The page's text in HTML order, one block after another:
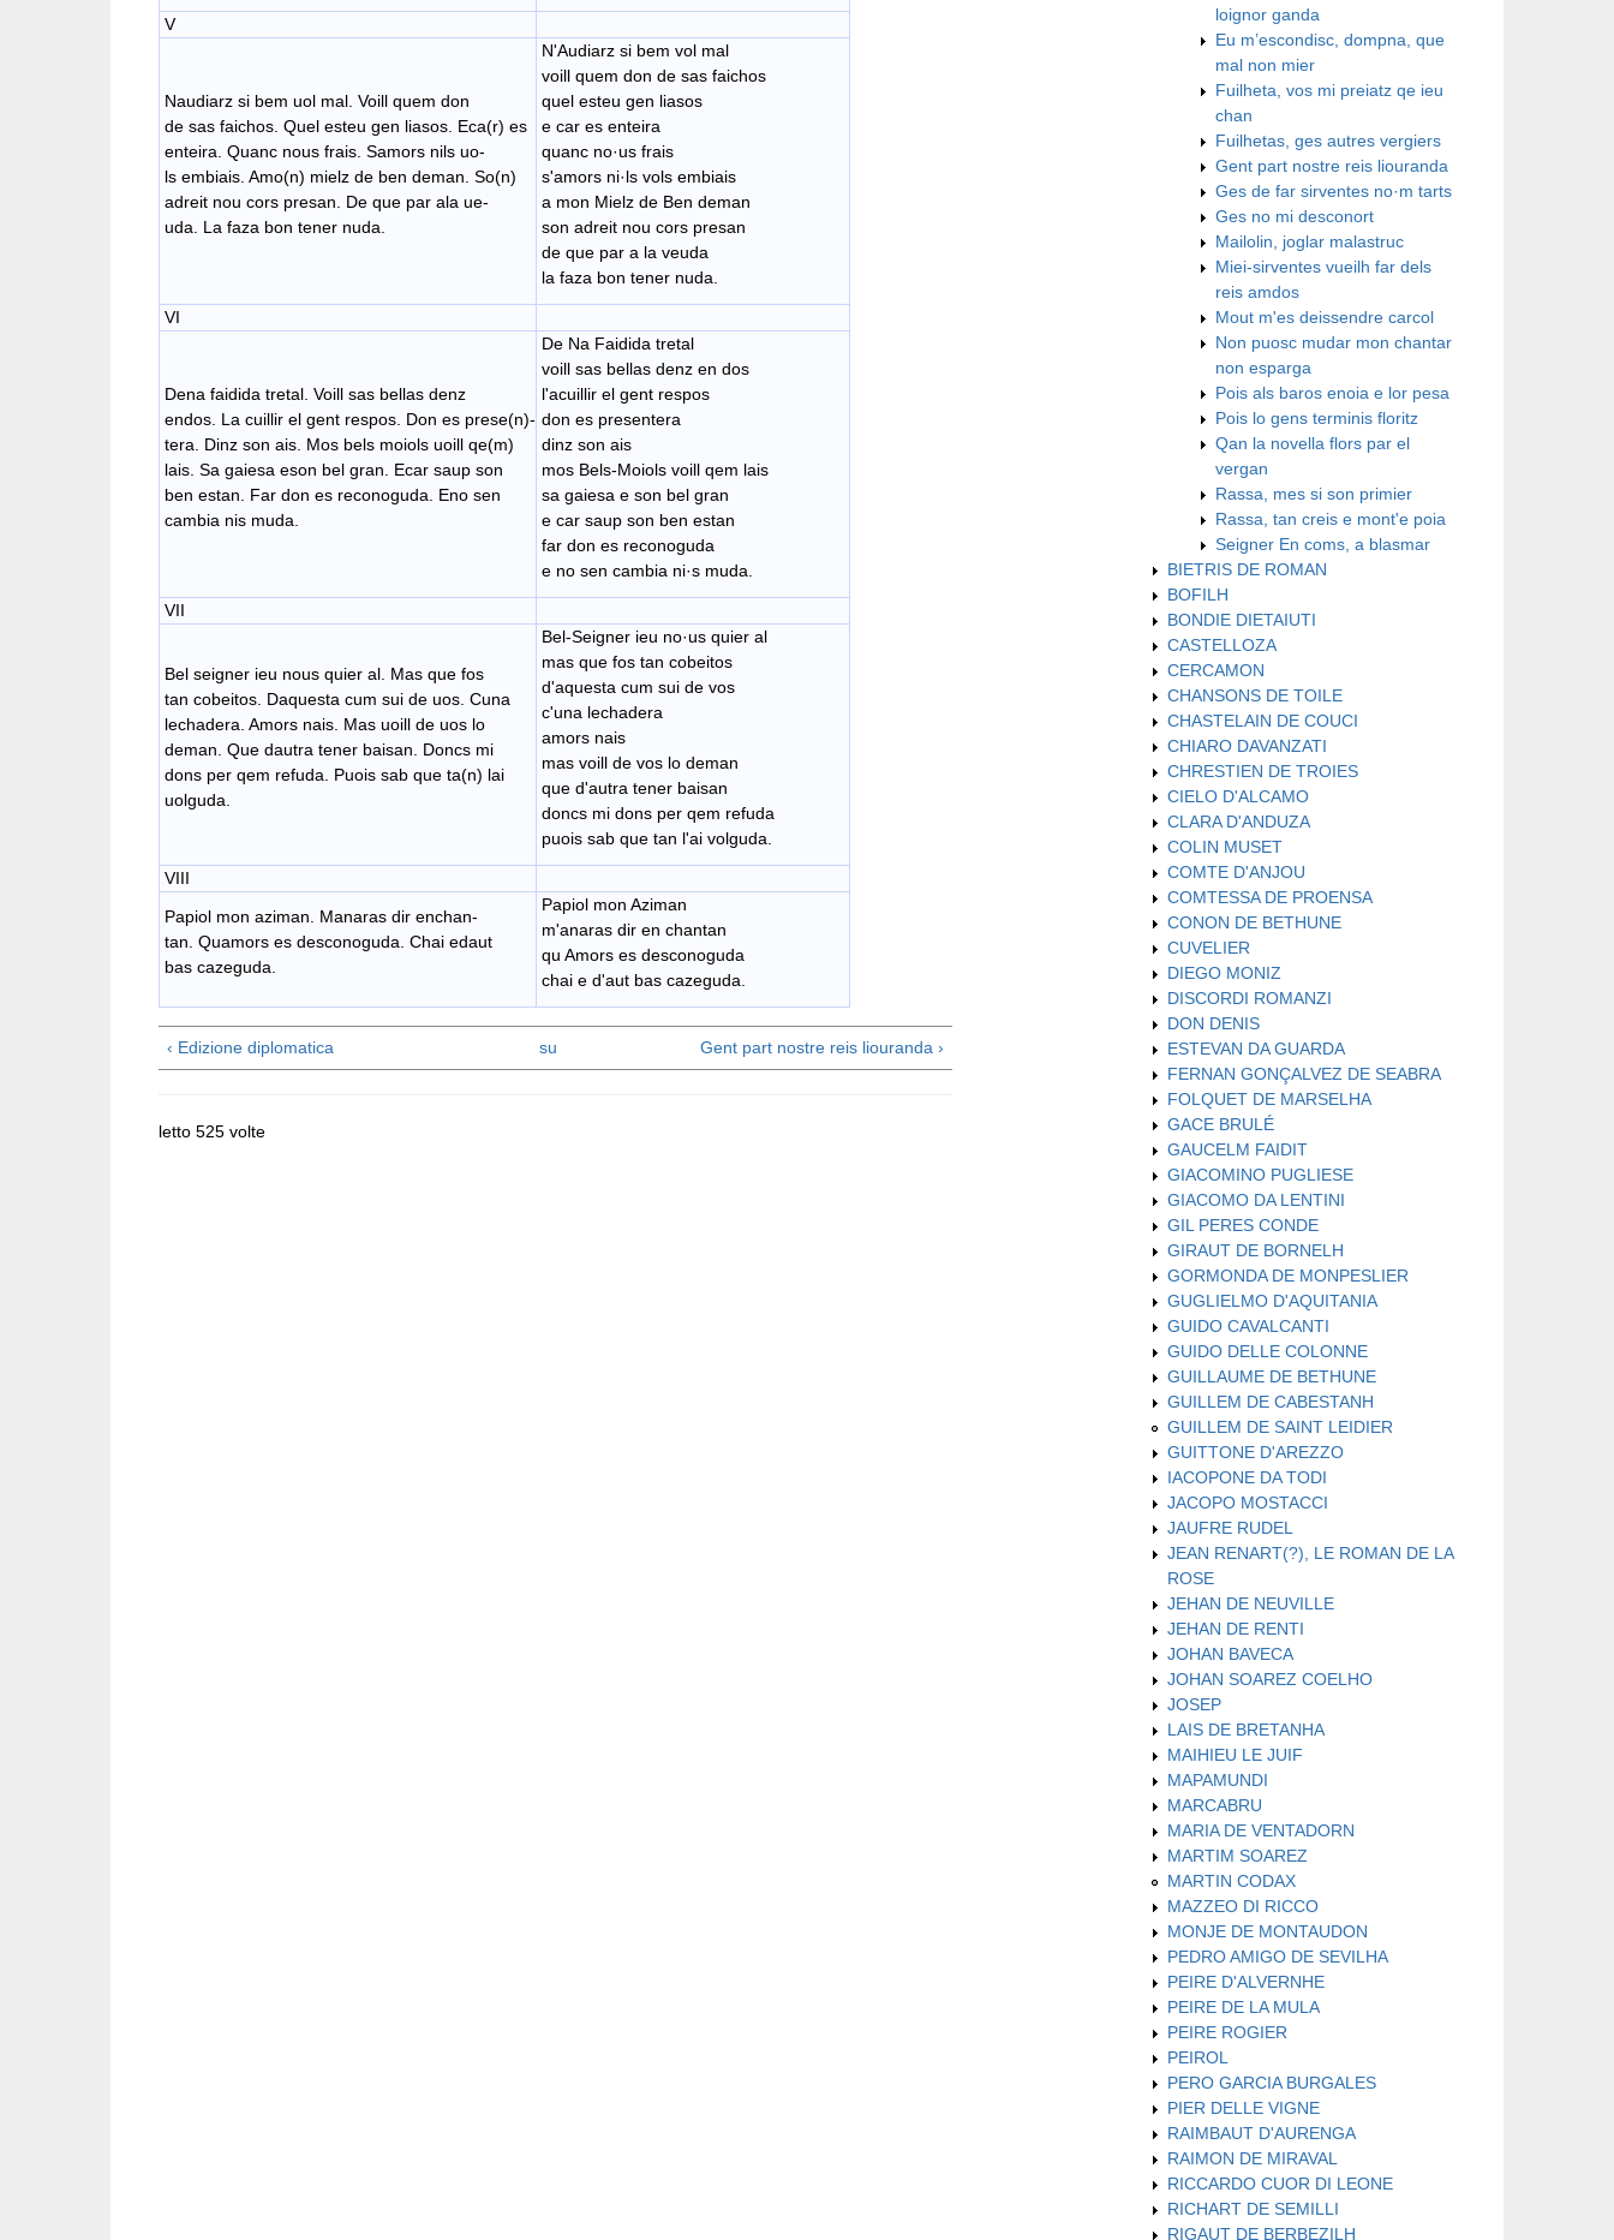
V
Naudiarz si bem uol mal. Voill quem don
de sas faichos. Quel esteu gen liasos. Eca(r) es
enteira. Quanc nous frais. Samors nils uo-
ls embiais. Amo(n) mielz de ben deman. So(n)
adreit nou cors presan. De que par ala ue-
uda. La faza bon tener nuda.
N'Audiarz si bem vol mal
voill quem don de sas faichos
quel esteu gen liasos
e car es enteira
quanc no·us frais
s'amors ni·ls vols embiais
a mon Mielz de Ben deman
son adreit nou cors presan
de que par a la veuda
la faza bon tener nuda.
VI
Dena faidida tretal. Voill sas bellas denz
endos. La cuillir el gent respos. Don es prese(n)-
tera. Dinz son ais. Mos bels moiols uoill qe(m)
lais. Sa gaiesa eson bel gran. Ecar saup son
ben estan. Far don es reconoguda. Eno sen
cambia nis muda.
De Na Faidida tretal
voill sas bellas denz en dos
l'acuillir el gent respos
don es presentera
dinz son ais
mos Bels-Moiols voill qem lais
sa gaiesa e son bel gran
e car saup son ben estan
far don es reconoguda
e no sen cambia ni·s muda.
VII
Bel seigner ieu nous quier al. Mas que fos
tan cobeitos. Daquesta cum sui de uos. Cuna
lechadera. Amors nais. Mas uoill de uos lo
deman. Que dautra tener baisan. Doncs mi
dons per qem refuda. Puois sab que ta(n) lai
uolguda.
Bel-Seigner ieu no·us quier al
mas que fos tan cobeitos
d'aquesta cum sui de vos
c'una lechadera
amors nais
mas voill de vos lo deman
que d'autra tener baisan
doncs mi dons per qem refuda
puois sab que tan l'ai volguda.
VIII
Papiol mon aziman. Manaras dir enchan-
tan. Quamors es desconoguda. Chai edaut
bas cazeguda.
Papiol mon Aziman
m'anaras dir en chantan
qu Amors es desconoguda
chai e d'aut bas cazeguda.
‹ Edizione diplomatica su Gent part nostre reis liouranda ›
letto 525 volte
loignor ganda
Eu m’escondisc, dompna, que
mal non mier
Fuilheta, vos mi preiatz qe ieu
chan
Fuilhetas, ges autres vergiers
Gent part nostre reis liouranda
Ges de far sirventes no·m tarts
Ges no mi desconort
Mailolin, joglar malastruc
Miei-sirventes vueilh far dels
reis amdos
Mout m'es deissendre carcol
Non puosc mudar mon chantar
non esparga
Pois als baros enoia e lor pesa
Pois lo gens terminis floritz
Qan la novella flors par el
vergan
Rassa, mes si son primier
Rassa, tan creis e mont'e poia
Seigner En coms, a blasmar
BIETRIS DE ROMAN
BOFILH
BONDIE DIETAIUTI
CASTELLOZA
CERCAMON
CHANSONS DE TOILE
CHASTELAIN DE COUCI
CHIARO DAVANZATI
CHRESTIEN DE TROIES
CIELO D'ALCAMO
CLARA D'ANDUZA
COLIN MUSET
COMTE D'ANJOU
COMTESSA DE PROENSA
CONON DE BETHUNE
CUVELIER
DIEGO MONIZ
DISCORDI ROMANZI
DON DENIS
ESTEVAN DA GUARDA
FERNAN GONÇALVEZ DE SEABRA
FOLQUET DE MARSELHA
GACE BRULÉ
GAUCELM FAIDIT
GIACOMINO PUGLIESE
GIACOMO DA LENTINI
GIL PERES CONDE
GIRAUT DE BORNELH
GORMONDA DE MONPESLIER
GUGLIELMO D'AQUITANIA
GUIDO CAVALCANTI
GUIDO DELLE COLONNE
GUILLAUME DE BETHUNE
GUILLEM DE CABESTANH
GUILLEM DE SAINT LEIDIER
GUITTONE D'AREZZO
IACOPONE DA TODI
JACOPO MOSTACCI
JAUFRE RUDEL
JEAN RENART(?), LE ROMAN DE LA
ROSE
JEHAN DE NEUVILLE
JEHAN DE RENTI
JOHAN BAVECA
JOHAN SOAREZ COELHO
JOSEP
LAIS DE BRETANHA
MAIHIEU LE JUIF
MAPAMUNDI
MARCABRU
MARIA DE VENTADORN
MARTIM SOAREZ
MARTIN CODAX
MAZZEO DI RICCO
MONJE DE MONTAUDON
PEDRO AMIGO DE SEVILHA
PEIRE D'ALVERNHE
PEIRE DE LA MULA
PEIRE ROGIER
PEIROL
PERO GARCIA BURGALES
PIER DELLE VIGNE
RAIMBAUT D'AURENGA
RAIMON DE MIRAVAL
RICCARDO CUOR DI LEONE
RICHART DE SEMILLI
RIGAUT DE BERBEZILH